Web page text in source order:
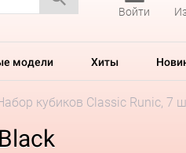
Войти
модели Хиты
кубиков Classic Runic, 7